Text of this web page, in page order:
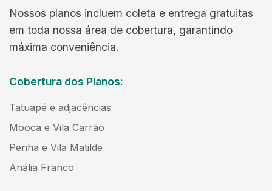
Nossos planos incluem coleta e entrega gratuitas
em toda nossa área de cobertura, garantindo
máxima conveniência.
Cobertura dos Planos:
Tatuapé e adjacências
Mooca e Vila Carrão
Penha e Vila Matilde
Anália Franco